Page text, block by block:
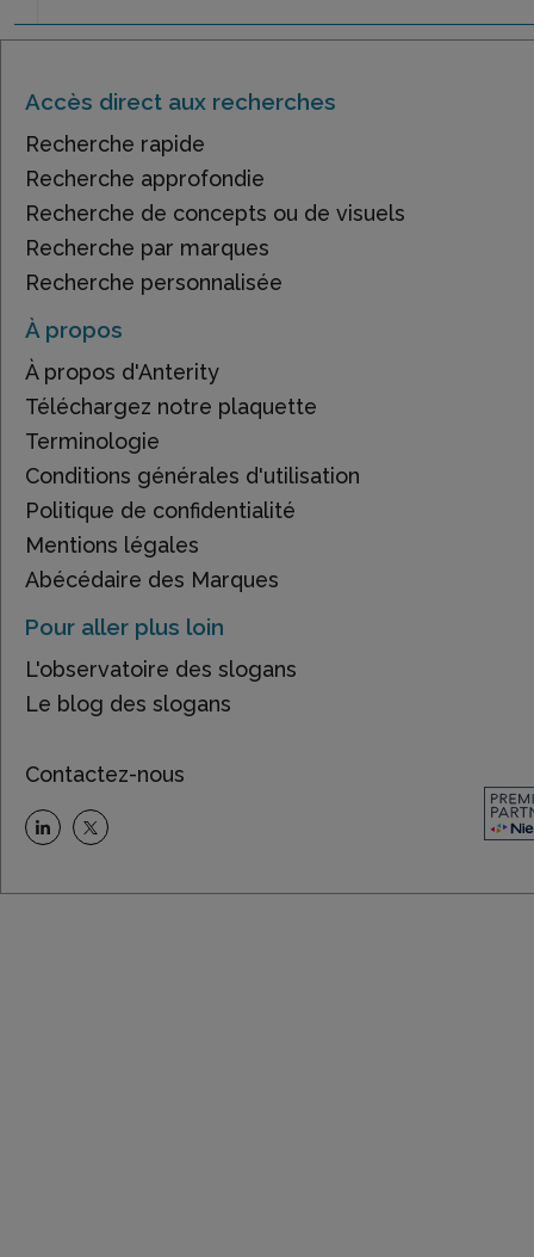
Accès direct aux recherches
Recherche rapide
Recherche approfondie
Recherche de concepts ou de visuels
Recherche par marques
Recherche personnalisée
À propos
À propos d'Anterity
Téléchargez notre plaquette
Terminologie
Conditions générales d'utilisation
Politique de confidentialité
Mentions légales
Abécédaire des Marques
Pour aller plus loin
L'observatoire des slogans
Le blog des slogans
Contactez-nous